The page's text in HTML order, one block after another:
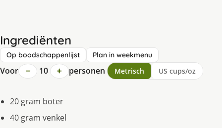
Ingrediënten
Op boodschappenlijst Plan in weekmenu
Voor − 10 + personen Metrisch US cups/oz
20 gram boter
40 gram venkel